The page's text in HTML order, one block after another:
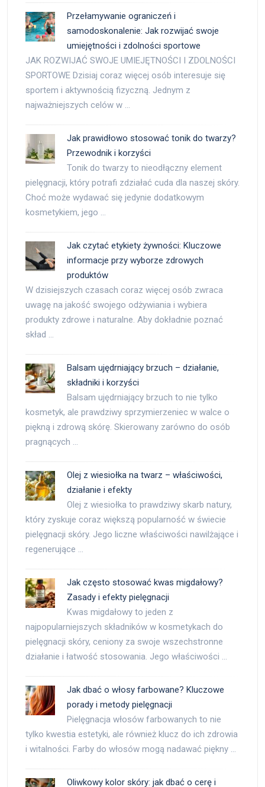
Przełamywanie ograniczeń i
samodoskonalenie: Jak rozwijać swoje
umiejętności i zdolności sportowe
JAK ROZWIJAĆ SWOJE UMIEJĘTNOŚCI I ZDOLNOŚCI
SPORTOWE Dzisiaj coraz więcej osób interesuje się
sportem i aktywnością fizyczną. Jednym z
najważniejszych celów w …
Jak prawidłowo stosować tonik do twarzy?
Przewodnik i korzyści
Tonik do twarzy to nieodłączny element
pielęgnacji, który potrafi zdziałać cuda dla naszej skóry.
Choć może wydawać się jedynie dodatkowym
kosmetykiem, jego …
Jak czytać etykiety żywności: Kluczowe
informacje przy wyborze zdrowych
produktów
W dzisiejszych czasach coraz więcej osób zwraca
uwagę na jakość swojego odżywiania i wybiera
produkty zdrowe i naturalne. Aby dokładnie poznać
skład …
Balsam ujędrniający brzuch – działanie,
składniki i korzyści
Balsam ujędrniający brzuch to nie tylko
kosmetyk, ale prawdziwy sprzymierzeniec w walce o
piękną i zdrową skórę. Skierowany zarówno do osób
pragnących …
Olej z wiesiołka na twarz – właściwości,
działanie i efekty
Olej z wiesiołka to prawdziwy skarb natury,
który zyskuje coraz większą popularność w świecie
pielęgnacji skóry. Jego liczne właściwości nawilżające i
regenerujące …
Jak często stosować kwas migdałowy?
Zasady i efekty pielęgnacji
Kwas migdałowy to jeden z
najpopularniejszych składników w kosmetykach do
pielęgnacji skóry, ceniony za swoje wszechstronne
działanie i łatwość stosowania. Jego właściwości …
Jak dbać o włosy farbowane? Kluczowe
porady i metody pielęgnacji
Pielęgnacja włosów farbowanych to nie
tylko kwestia estetyki, ale również klucz do ich zdrowia
i witalności. Farby do włosów mogą nadawać piękny …
Oliwkowy kolor skóry: jak dbać o cerę i